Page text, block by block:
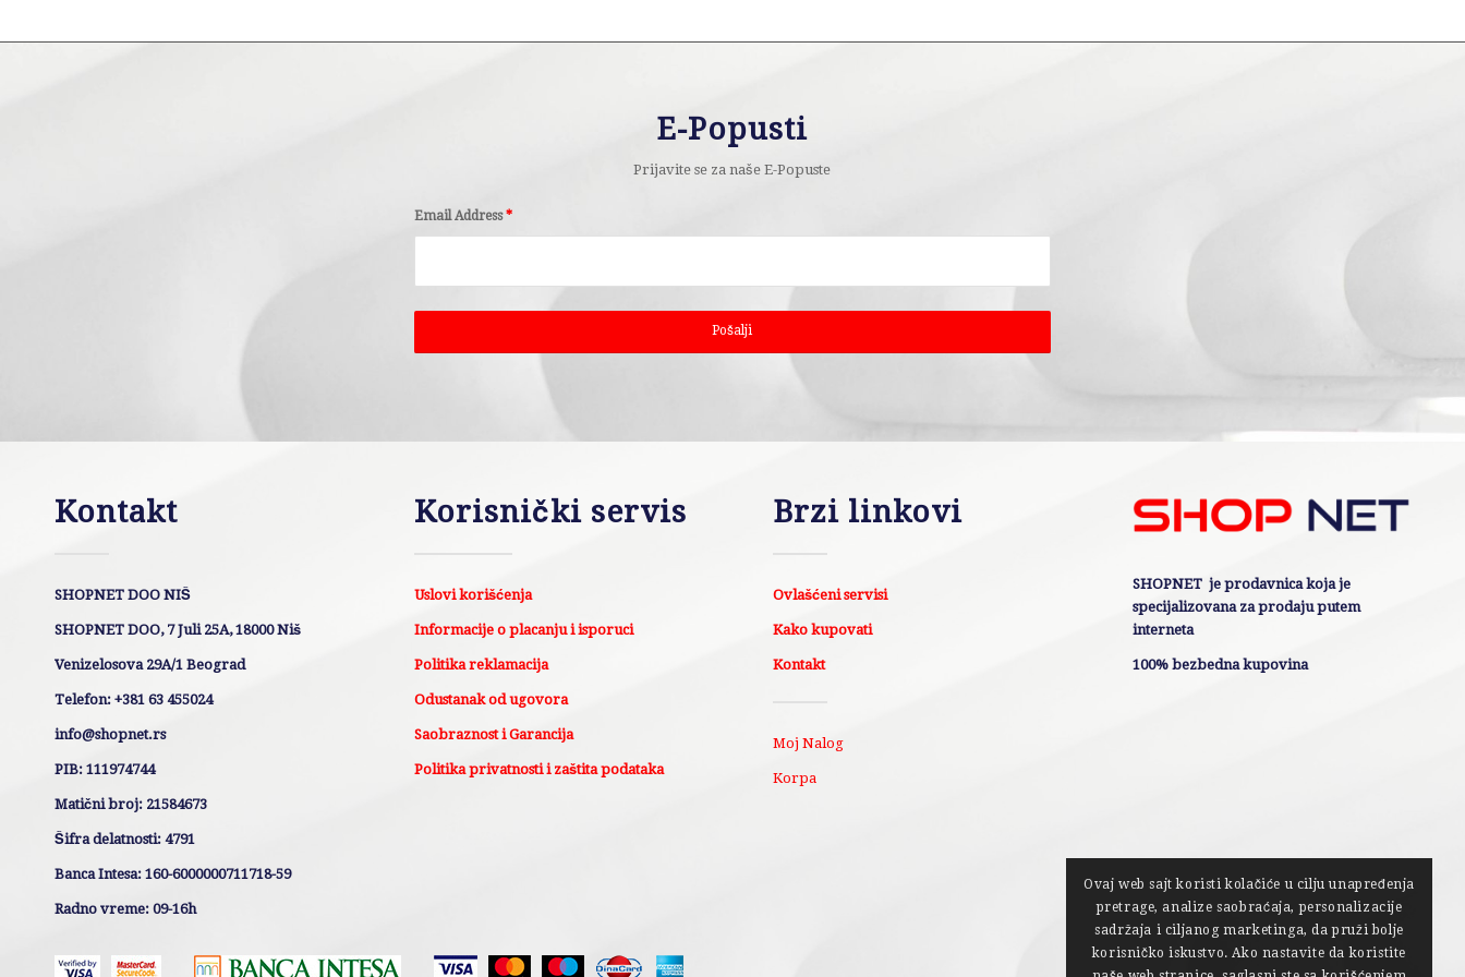
E-Popusti
Prijavite se za naše E-Popuste
Email Address*
Kontakt
SHOPNET DOO NIŠ
SHOPNET DOO, 7 Juli 25A, 18000 Niš
Venizelosova 29A/1 Beograd
Telefon: +381 63 455024
info@shopnet.rs
PIB: 111974744
Matični broj: 21584673
Šifra delatnosti: 4791
Banca Intesa: 160-6000000711718-59
Radno vreme: 09-16h
Korisnički servis
Uslovi korišćenja
Informacije o placanju i isporuci
Politika reklamacija
Odustanak od ugovora
Saobraznost i Garancija
Politika privatnosti i zaštita podataka
Brzi linkovi
Ovlašćeni servisi
Kako kupovati
Kontakt
Moj Nalog
Korpa
SHOPNET je prodavnica koja je
specijalizovana za prodaju putem
interneta
100% bezbedna kupovina
Ovaj web sajt koristi kolačiće u cilju unapređenja
pretrage, analize saobraćaja, personalizacije
sadržaja i ciljanog marketinga, da pruži bolje
korisničko iskustvo. Ako nastavite da koristite